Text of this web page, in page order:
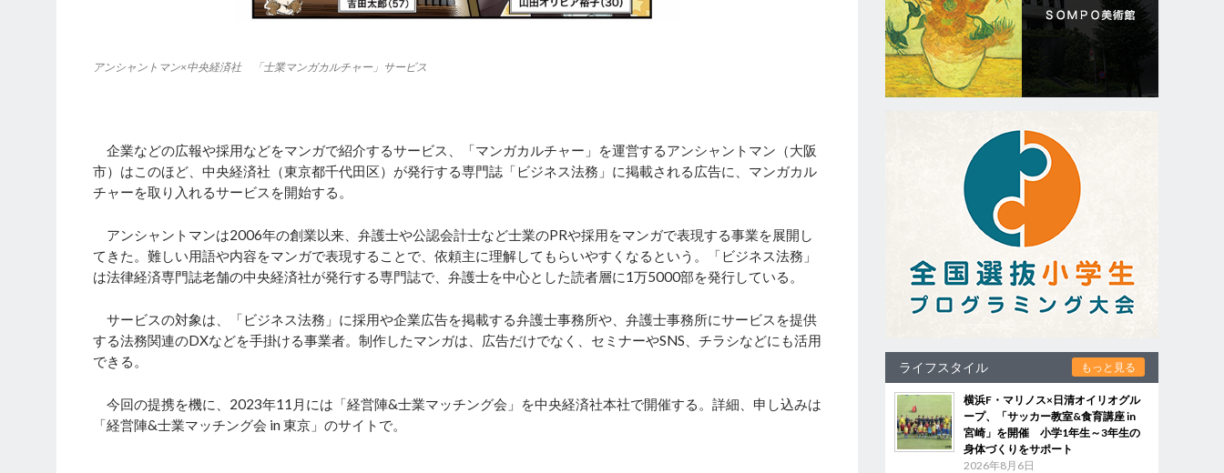
アンシャントマン×中央経済社 「士業マンガカルチャー」サービス
企業などの広報や採用などをマンガで紹介するサービス、「マンガカルチャー」を運営するアンシャントマン（大阪
市）はこのほど、中央経済社（東京都千代田区）が発行する専門誌「ビジネス法務」に掲載される広告に、マンガカル
チャーを取り入れるサービスを開始する。
アンシャントマンは2006年の創業以来、弁護士や公認会計士など士業のPRや採用をマンガで表現する事業を展開し
てきた。難しい用語や内容をマンガで表現することで、依頼主に理解してもらいやすくなるという。「ビジネス法務」
は法律経済専門誌老舗の中央経済社が発行する専門誌で、弁護士を中心とした読者層に1万5000部を発行している。
サービスの対象は、「ビジネス法務」に採用や企業広告を掲載する弁護士事務所や、弁護士事務所にサービスを提供
する法務関連のDXなどを手掛ける事業者。制作したマンガは、広告だけでなく、セミナーやSNS、チラシなどにも活用
できる。
今回の提携を機に、2023年11月には「経営陣&士業マッチング会」を中央経済社本社で開催する。詳細、申し込みは
「経営陣&士業マッチング会 in 東京」のサイトで。
ライフスタイル もっと見る
横浜F・マリノス×日清オイリオグル
ープ、「サッカー教室&食育講座 in
宮崎」を開催 小学1年生～3年生の
身体づくりをサポート
2026年8月6日